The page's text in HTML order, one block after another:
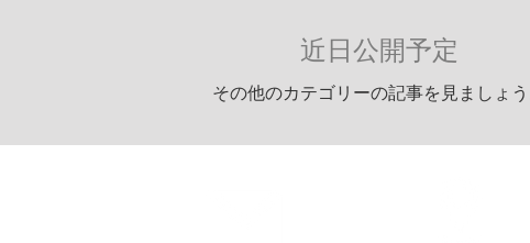
近日公開予定
その他のカテゴリーの記事を見ましょう